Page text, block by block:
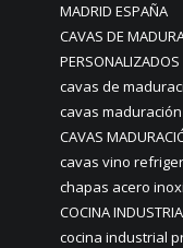
MADRID ESPAÑA
CAVAS DE
cavas de
cavas
CAVAS
cavas vino
chapas acero
COCINA
cocina industrial